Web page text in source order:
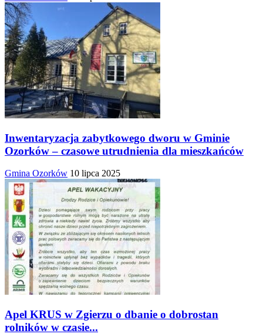
Inwentaryzacja zabytkowego dworu w Gminie
Ozorków – czasowe utrudnienia dla mieszkańców
Gmina Ozorków 10 lipca 2025
Apel KRUS w Zgierzu o dbanie o dobrostan
rolników w czasie...